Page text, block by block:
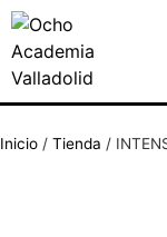
Inicio / Tienda /